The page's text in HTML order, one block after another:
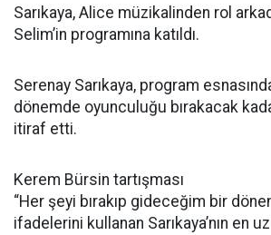
Sarıkaya, Alice müzikalinden rol
Selim’in programına katıldı.
Serenay Sarıkaya, program
dönemde oyunculuğu bırakacak
itiraf etti.
Kerem Bürsin tartışması
“Her şeyi bırakıp gideceğim bir
ifadelerini kullanan Sarıkaya’nın en